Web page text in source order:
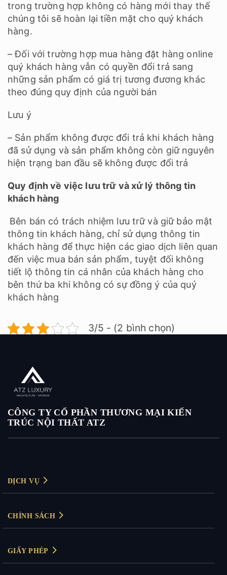
trong trường hợp không có hàng mới thay thế
chúng tôi sẽ hoàn lại tiền mặt cho quý khách
hàng.
– Đối với trường hợp mua hàng đặt hàng online
quý khách hàng vẫn có quyền đổi trả sang
những sản phẩm có giá trị tương đương khác
theo đúng quy định của người bán
Lưu ý
– Sản phẩm không được đổi trả khi khách hàng
đã sử dụng và sản phẩm không còn giữ nguyên
hiện trạng ban đầu sẽ không được đổi trả
Quy định về việc lưu trữ và xử lý thông tin
khách hàng
Bên bán có trách nhiệm lưu trữ và giữ bảo mật
thông tin khách hàng, chỉ sử dụng thông tin
khách hàng để thực hiện các giao dịch liên quan
đến việc mua bán sản phẩm, tuyệt đối không
tiết lộ thông tin cá nhân của khách hàng cho
bên thứ ba khi không có sự đồng ý của quý
khách hàng
3/5 - (2 bình chọn)
CÔNG TY CỔ PHẦN THƯƠNG MẠI KIẾN
TRÚC NỘI THẤT ATZ
DỊCH VỤ
Thiết kế nội thất biệt thự
Thiết kế nội thất văn phòng
CHÍNH SÁCH
Chính sách thanh toán
GIẤY PHÉP